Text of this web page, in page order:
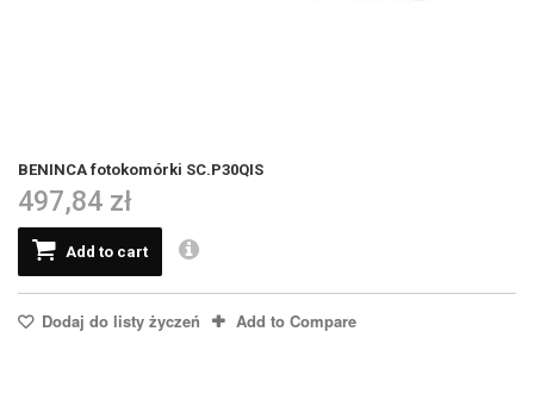
BENINCA fotokomórki SC.P30QIS
497,84 zł
Add to cart
Dodaj do listy życzeń Add to Compare